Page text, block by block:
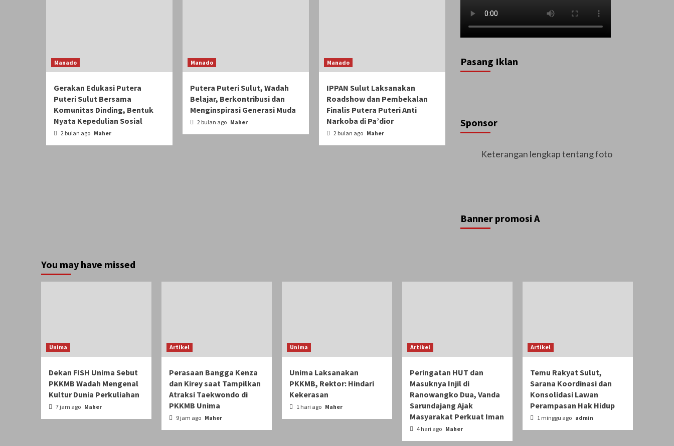
Manado
Gerakan Edukasi Putera
Puteri Sulut Bersama
Komunitas Dinding, Bentuk
Nyata Kepedulian Sosial
2 bulan ago Maher
Manado
Putera Puteri Sulut, Wadah
Belajar, Berkontribusi dan
Menginspirasi Generasi Muda
2 bulan ago Maher
Manado
IPPAN Sulut Laksanakan
Roadshow dan Pembekalan
Finalis Putera Puteri Anti
Narkoba di Pa’dior
2 bulan ago Maher
Pasang Iklan
Sponsor
Keterangan lengkap tentang foto
Banner promosi A
You may have missed
Unima
Dekan FISH Unima Sebut
PKKMB Wadah Mengenal
Kultur Dunia Perkuliahan
7 jam ago Maher
Artikel
Perasaan Bangga Kenza
dan Kirey saat Tampilkan
Atraksi Taekwondo di
PKKMB Unima
9 jam ago Maher
Unima
Unima Laksanakan
PKKMB, Rektor: Hindari
Kekerasan
1 hari ago Maher
Artikel
Peringatan HUT dan
Masuknya Injil di
Ranowangko Dua, Vanda
Sarundajang Ajak
Masyarakat Perkuat Iman
4 hari ago Maher
Artikel
Temu Rakyat Sulut,
Sarana Koordinasi dan
Konsolidasi Lawan
Perampasan Hak Hidup
1 minggu ago admin